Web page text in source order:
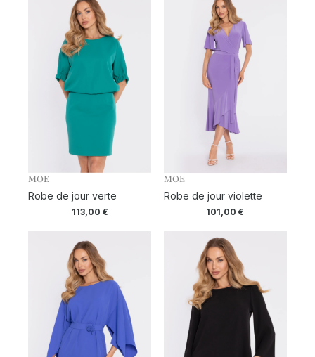
MOE
Robe de jour verte
113,00 €
MOE
Robe de jour violette
101,00€